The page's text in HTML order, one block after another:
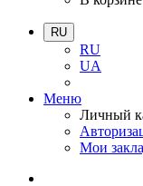
RU
RU
UA
Меню
Личный
Мои